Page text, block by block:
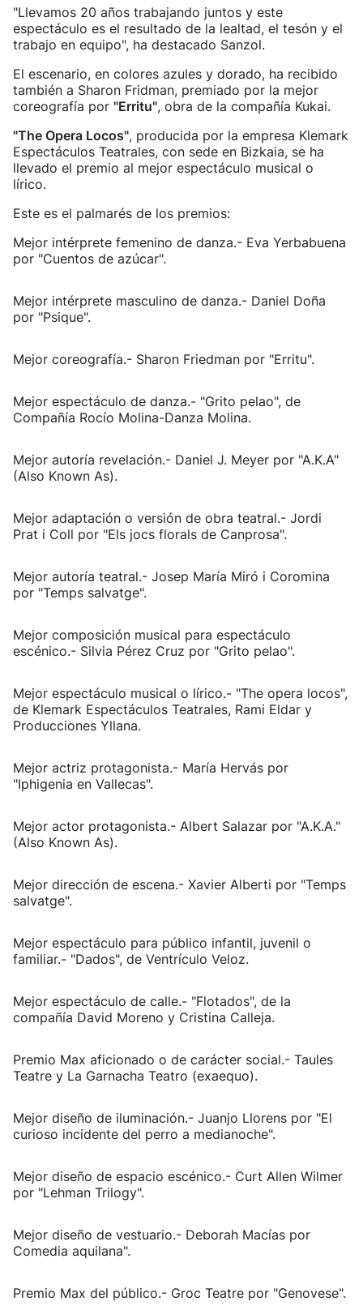
"Llevamos 20 años trabajando juntos y este
espectáculo es el resultado de la lealtad, el tesón y el
trabajo en equipo", ha destacado Sanzol.
El escenario, en colores azules y dorado, ha recibido
también a Sharon Fridman, premiado por la mejor
coreografía por "Erritu", obra de la compañía Kukai.
"The Opera Locos", producida por la empresa Klemark
Espectáculos Teatrales, con sede en Bizkaia, se ha
llevado el premio al mejor espectáculo musical o
lírico.
Este es el palmarés de los premios:
Mejor intérprete femenino de danza.- Eva Yerbabuena
por "Cuentos de azúcar".
Mejor intérprete masculino de danza.- Daniel Doña
por "Psique".
Mejor coreografía.- Sharon Friedman por "Erritu".
Mejor espectáculo de danza.- "Grito pelao", de
Compañía Rocío Molina-Danza Molina.
Mejor autoría revelación.- Daniel J. Meyer por "A.K.A"
(Also Known As).
Mejor adaptación o versión de obra teatral.- Jordi
Prat i Coll por "Els jocs florals de Canprosa".
Mejor autoría teatral.- Josep María Miró i Coromina
por "Temps salvatge".
Mejor composición musical para espectáculo
escénico.- Silvia Pérez Cruz por "Grito pelao".
Mejor espectáculo musical o lírico.- "The opera locos",
de Klemark Espectáculos Teatrales, Rami Eldar y
Producciones Yllana.
Mejor actriz protagonista.- María Hervás por
"Iphigenia en Vallecas".
Mejor actor protagonista.- Albert Salazar por "A.K.A."
(Also Known As).
Mejor dirección de escena.- Xavier Alberti por "Temps
salvatge".
Mejor espectáculo para público infantil, juvenil o
familiar.- "Dados", de Ventrículo Veloz.
Mejor espectáculo de calle.- "Flotados", de la
compañía David Moreno y Cristina Calleja.
Premio Max aficionado o de carácter social.- Taules
Teatre y La Garnacha Teatro (exaequo).
Mejor diseño de iluminación.- Juanjo Llorens por "El
curioso incidente del perro a medianoche".
Mejor diseño de espacio escénico.- Curt Allen Wilmer
por "Lehman Trilogy".
Mejor diseño de vestuario.- Deborah Macías por
Comedia aquilana".
Premio Max del público.- Groc Teatre por "Genovese".